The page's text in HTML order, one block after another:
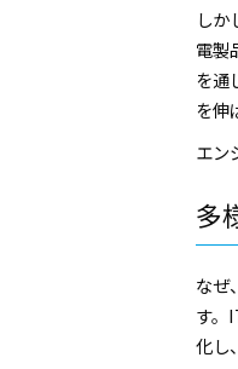
しか
電製
を通
を伸
エン
多
なぜ
す。
化し